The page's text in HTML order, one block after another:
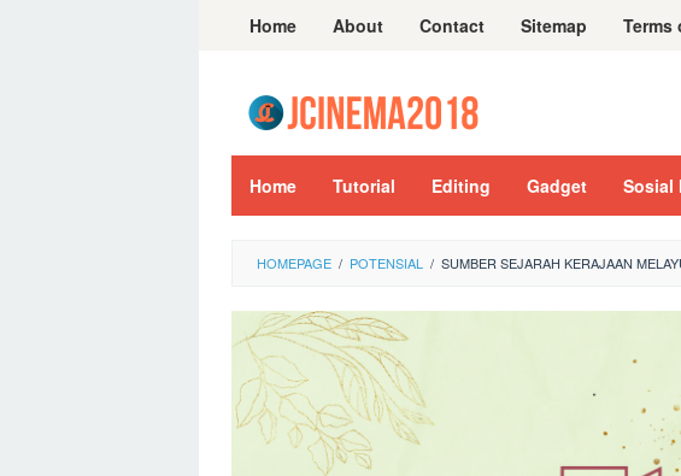
Home About Contact Sitemap Terms
Home Tutorial Editing Gadget Sosial
HOMEPAGE / POTENSIAL / SUMBER SEJARAH KERAJAAN